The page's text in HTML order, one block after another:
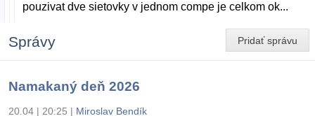
pouzivat dve sietovky v jednom compe je celkom ok...
Pridať správu
Správy
Namakaný deň 2026
20.04 | 20:25 | Miroslav Bendík